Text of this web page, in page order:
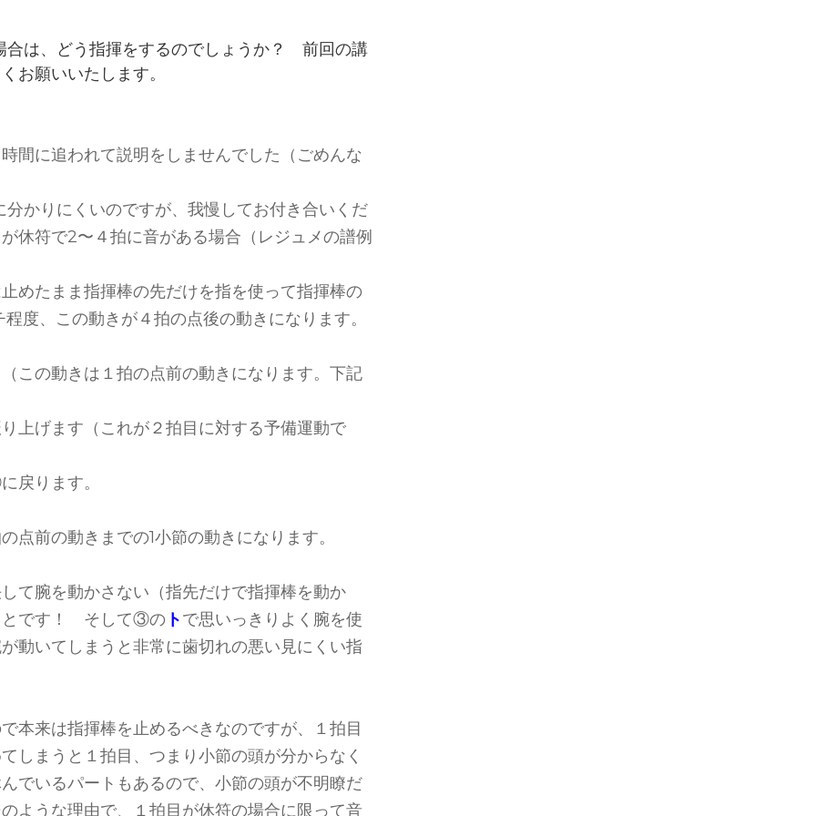
合は、どう指揮をするのでしょうか？ 前回の講
お願いいたします。
間に追われて説明をしませんでした（ごめんな
かりにくいのですが、我慢してお付き合いくだ
休符で2〜４拍に音がある場合（レジュメの譜例
めたまま指揮棒の先だけを指を使って指揮棒の
度、この動きが４拍の点後の動きになります。
この動きは１拍の点前の動きになります。下記
上げます（これが２拍目に対する予備運動で
戻ります。
点前の動きまでの1小節の動きになります。
腕を動かさない（指先だけで指揮棒を動か
とです！ そして③の トで思いっきりよく腕を使
いてしまうと非常に歯切れの悪い見にくい指
本来は指揮棒を止めるべきなのですが、１拍目
しまうと１拍目、つまり小節の頭が分からなく
でいるパートもあるので、小節の頭が不明瞭だ
ような理由で、１拍目が休符の場合に限って音